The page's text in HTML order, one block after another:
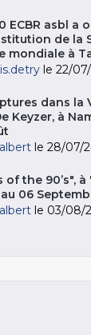
ECBR asbl a
de la
mondiale à
le 22/
dans la
Keyzer, à
le 28/07/
of the 90’s",
06
le 03/08/